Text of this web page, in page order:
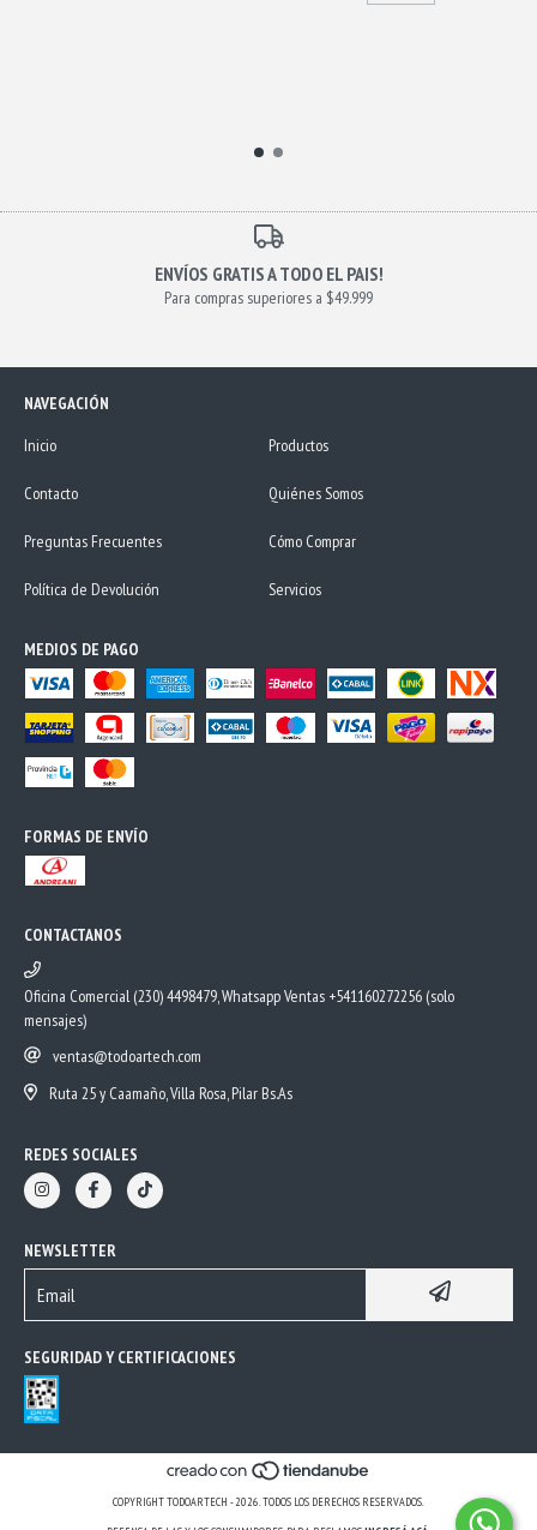
ENVÍOS GRATIS A TODO EL PAIS!
Para compras superiores a $49.999
NAVEGACIÓN
Inicio
Productos
Contacto Quiénes Somos
Preguntas Frecuentes Cómo Comprar
Política de Devolución Servicios
MEDIOS DE PAGO
FORMAS DE ENVÍO
CONTACTANOS
Oficina Comercial (230) 4498479, Whatsapp Ventas +541160272256 (solo
mensajes)
ventas@todoartech.com
Ruta 25 y Caamaño, Villa Rosa, Pilar Bs.As
REDES SOCIALES
NEWSLETTER
SEGURIDAD Y CERTIFICACIONES
COPYRIGHT TODOARTECH - 2026. TODOS LOS DERECHOS RESERVADOS.